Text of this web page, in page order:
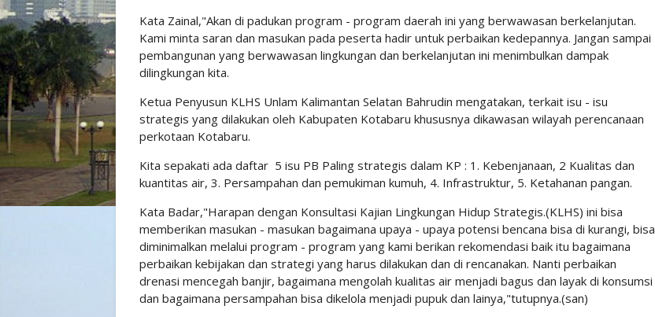
Kata Zainal,"Akan di padukan program - program daerah ini yang berwawasan berkelanjutan.
Kami minta saran dan masukan pada peserta hadir untuk perbaikan kedepannya. Jangan sampai
pembangunan yang berwawasan lingkungan dan berkelanjutan ini menimbulkan dampak
dilingkungan kita.
Ketua Penyusun KLHS Unlam Kalimantan Selatan Bahrudin mengatakan, terkait isu - isu
strategis yang dilakukan oleh Kabupaten Kotabaru khususnya dikawasan wilayah perencanaan
perkotaan Kotabaru.
Kita sepakati ada daftar 5 isu PB Paling strategis dalam KP : 1. Kebenjanaan, 2 Kualitas dan
kuantitas air, 3. Persampahan dan pemukiman kumuh, 4. Infrastruktur, 5. Ketahanan pangan.
Kata Badar,"Harapan dengan Konsultasi Kajian Lingkungan Hidup Strategis.(KLHS) ini bisa
memberikan masukan - masukan bagaimana upaya - upaya potensi bencana bisa di kurangi, bisa
diminimalkan melalui program - program yang kami berikan rekomendasi baik itu bagaimana
perbaikan kebijakan dan strategi yang harus dilakukan dan di rencanakan. Nanti perbaikan
drenasi mencegah banjir, bagaimana mengolah kualitas air menjadi bagus dan layak di konsumsi
dan bagaimana persampahan bisa dikelola menjadi pupuk dan lainya,"tutupnya.(san)